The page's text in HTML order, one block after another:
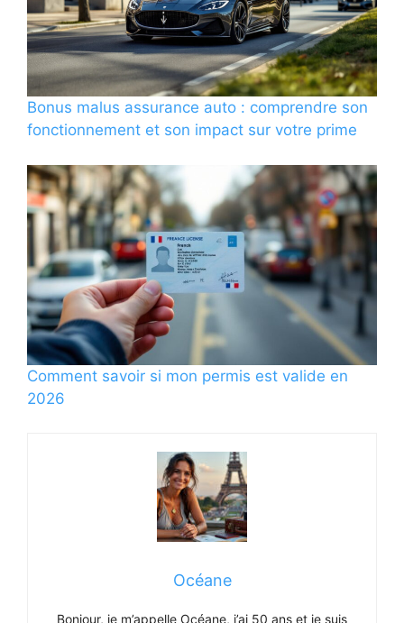
Bonus malus assurance auto : comprendre son
fonctionnement et son impact sur votre prime
Comment savoir si mon permis est valide en
2026
Océane
Bonjour, je m’appelle Océane, j’ai 50 ans et je suis